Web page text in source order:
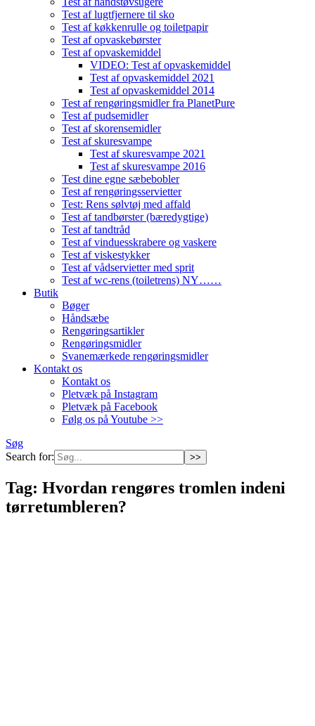
Test af lugtfjernere til sko
Test af køkkenrulle og toiletpapir
Test af opvaskebørster
Test af opvaskemiddel
VIDEO: Test af opvaskemiddel
Test af opvaskemiddel 2021
Test af opvaskemiddel 2014
Test af rengøringsmidler fra PlanetPure
Test af pudsemidler
Test af skorensemidler
Test af skuresvampe
Test af skuresvampe 2021
Test af skuresvampe 2016
Test dine egne sæbebobler
Test af rengøringsservietter
Test: Rens sølvtøj med affald
Test af tandbørster (bæredygtige)
Test af tandtråd
Test af vinduesskrabere og vaskere
Test af viskestykker
Test af vådservietter med sprit
Test af wc-rens (toiletrens) NY……
Butik
Bøger
Håndsæbe
Rengøringsartikler
Rengøringsmidler
Svanemærkede rengøringsmidler
Kontakt os
Kontakt os
Pletvæk på Instagram
Pletvæk på Facebook
Følg os på Youtube >>
Søg
Search for:
Tag: Hvordan rengøres tromlen indeni
tørretumbleren?